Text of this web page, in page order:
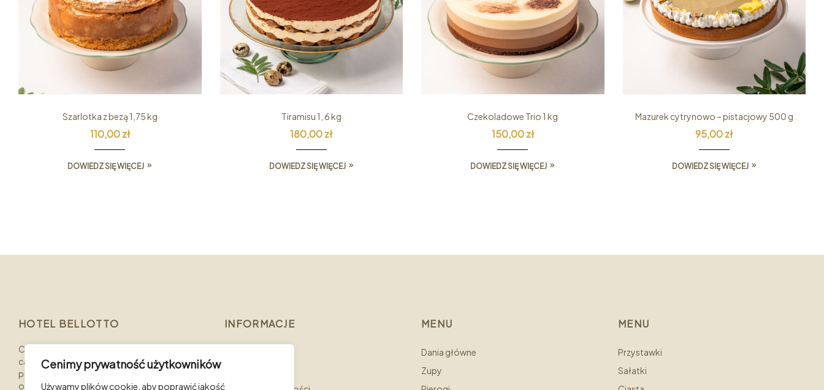
Cenimy prywatność użytkowników
Używamy plików cookie, aby poprawić jakość
Szarlotka z bezą 1,75 kg
110,00zł
DOWIEDZ SIĘ WIĘCEJ
Tiramisu 1, 6 kg
180,00zł
DOWIEDZ SIĘ WIĘCEJ
Czekoladowe Trio 1 kg
150,00zł
DOWIEDZ SIĘ WIĘCEJ
Mazurek cytrynowo – pistacjowy 500 g
95,00zł
DOWIEDZ SIĘ WIĘCEJ
HOTEL BELLOTTO
Catering Bellotto to bogate doświadczenie
całego zespołu, najwyższa jakość używanych
produktów, wyśmienity smak i profesjonalna
obsługa gwarantujące sukces każdego
INFORMACJE MENU
Dania główne
Zupy
MENU
Przystawki
Sałatki